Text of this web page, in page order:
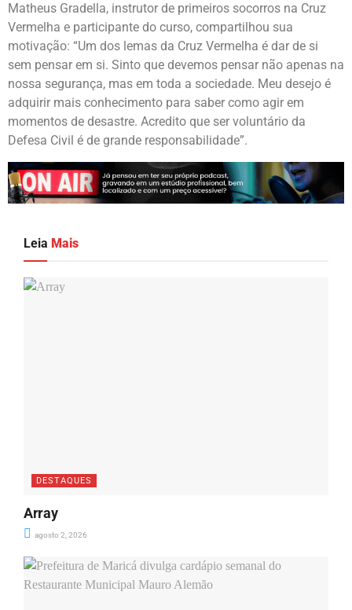
Matheus Gradella, instrutor de primeiros socorros na Cruz
Vermelha e participante do curso, compartilhou sua
motivação: “Um dos lemas da Cruz Vermelha é dar de si
sem pensar em si. Sinto que devemos pensar não apenas na
nossa segurança, mas em toda a sociedade. Meu desejo é
adquirir mais conhecimento para saber como agir em
momentos de desastre. Acredito que ser voluntário da
Defesa Civil é de grande responsabilidade”.
Leia Mais
DESTAQUES
Array
agosto 2, 2026